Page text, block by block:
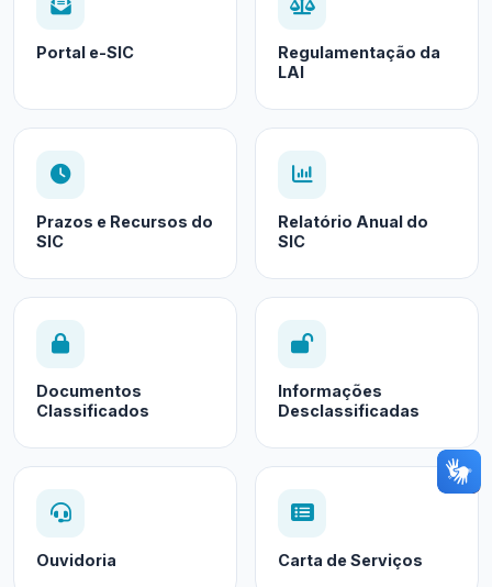
Portal e-SIC
Regulamentação da
LAI
Prazos e Recursos do
SIC
Relatório Anual do
SIC
Documentos
Classificados
Informações
Desclassificadas
Ouvidoria Carta de Serviços